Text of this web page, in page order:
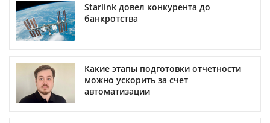
Starlink довел конкурента до
банкротства
Какие этапы подготовки отчетности
можно ускорить за счет
автоматизации